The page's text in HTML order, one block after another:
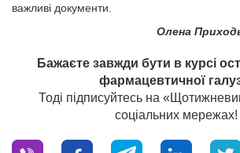
важливі документи.
Олена
Бажаєте завжди бути в курсі
фармацевтичної
Тоді підписуйтесь на
соціальних мережах!